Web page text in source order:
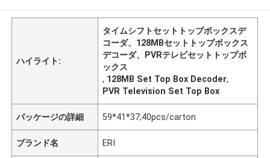
ハイライト:
タイムシフトセットトップボックスデ
コーダ、128MBセットトップボックス
デコーダ、PVRテレビセットトップボ
ックス
, 128MB Set Top Box Decoder,
PVR Television Set Top Box
パッケージの詳細 59*41*37;40pcs/carton
ブランド名 ERI